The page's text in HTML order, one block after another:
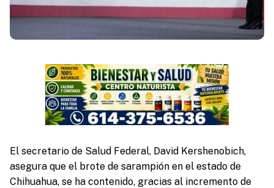
El secretario de Salud Federal, David Kershenobich,
asegura que el brote de sarampión en el estado de
Chihuahua, se ha contenido, gracias al incremento de